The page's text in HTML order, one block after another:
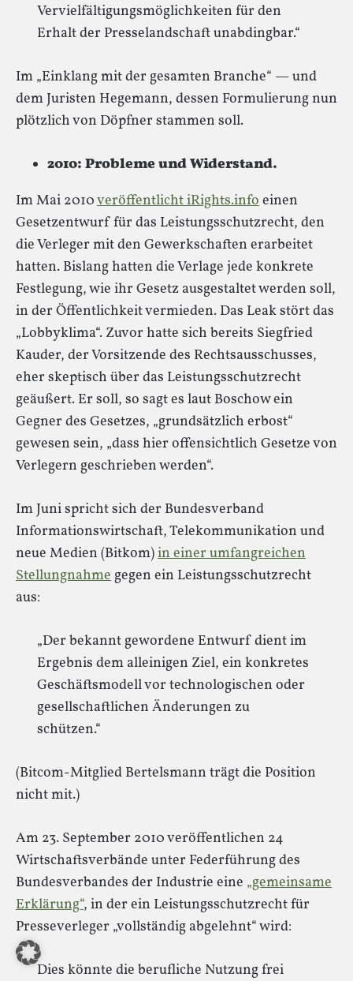
Vervielfältigungsmöglichkeiten für den
Erhalt der Presselandschaft unabdingbar.“
Im „Einklang mit der gesamten Branche“ — und
dem Juristen Hegemann, dessen Formulierung nun
plötzlich von Döpfner stammen soll.
2010: Probleme und Widerstand.
Im Mai 2010veröffentlicht iRights.infoeinen
Gesetzentwurf für das Leistungsschutzrecht, den
die Verleger mit den Gewerkschaften erarbeitet
hatten. Bislang hatten die Verlage jede konkrete
Festlegung, wie ihr Gesetz ausgestaltet werden soll,
in der Öffentlichkeit vermieden. Das Leak stört das
„Lobbyklima“. Zuvor hatte sich bereits Siegfried
Kauder, der Vorsitzende des Rechtsausschusses,
eher skeptisch über das Leistungsschutzrecht
geäußert. Er soll, so sagt es laut Boschow ein
Gegner des Gesetzes, „grundsätzlich erbost“
gewesen sein, „dass hier offensichtlich Gesetze von
Verlegern geschrieben werden“.
Im Juni spricht sich der Bundesverband
Informationswirtschaft, Telekommunikation und
neue Medien (Bitkom)in einer umfangreichen
Stellungnahme gegen ein Leistungsschutzrecht
aus:
„Der bekannt gewordene Entwurf dient im
Ergebnis dem alleinigen Ziel, ein konkretes
Geschäftsmodell vor technologischen oder
gesellschaftlichen Änderungen zu
schützen.“
(Bitcom-Mitglied Bertelsmann trägt die Position
nicht mit.)
Am 23. September 2010 veröffentlichen 24
Wirtschaftsverbände unter Federführung des
Bundesverbandes der Industrie eine „gemeinsame
Erklärung“, in der ein Leistungsschutzrecht für
Presseverleger „vollständig abgelehnt“ wird:
Dies könnte die berufliche Nutzung frei